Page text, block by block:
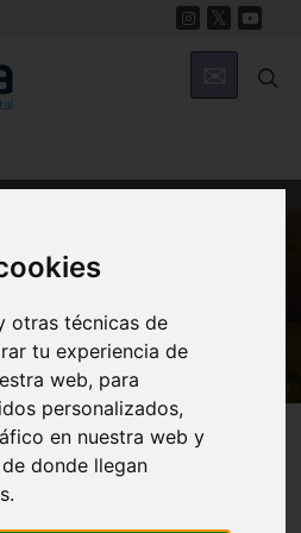
otras técnicas de
tu experiencia de
web, para
personalizados,
en nuestra web y
donde llegan